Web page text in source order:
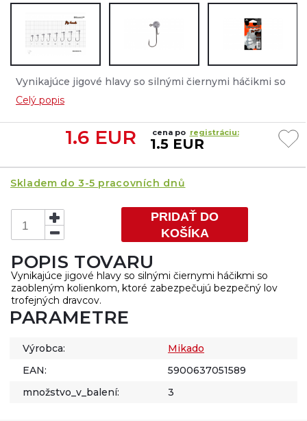
Vynikajúce jigové hlavy so silnými čiernymi háčikmi so
zaobleným kolienkom, ktoré zabezpečujú bezpečný lov
trofejných dravcov....
Celý popis
1.6EUR cena po registráciu:
1.5 EUR
Skladem do 3-5 pracovních dnů
PRIDAŤ DO
KOŠÍKA
POPIS TOVARU
Vynikajúce jigové hlavy so silnými čiernymi háčikmi so
zaobleným kolienkom, ktoré zabezpečujú bezpečný lov
trofejných dravcov.
PARAMETRE
Výrobca:
Mikado
EAN:
5900637051589
množstvo_v_balení:
3